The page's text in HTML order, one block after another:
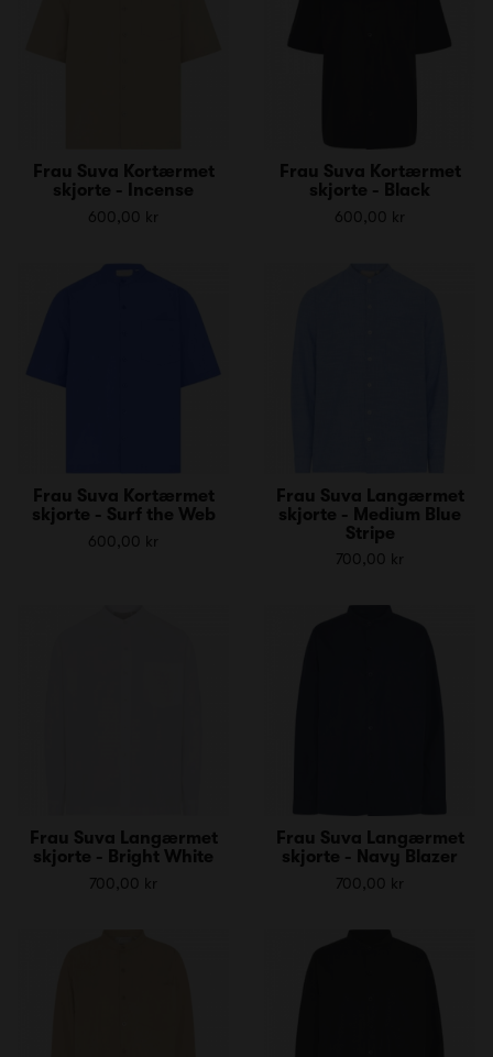
Frau Suva Kortærmet
skjorte - Incense
600,00 kr
Frau Suva Kortærmet
skjorte - Black
600,00 kr
Frau Suva Kortærmet
skjorte - Surf the Web
600,00 kr
Frau Suva Langærmet
skjorte - Medium Blue
Stripe
700,00 kr
Frau Suva Langærmet
skjorte - Bright White
700,00 kr
Frau Suva Langærmet
skjorte - Navy Blazer
700,00 kr